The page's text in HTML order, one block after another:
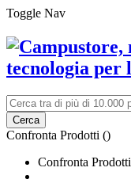
Toggle Nav
Cerca
Confronta Prodotti ()
Confronta Prodotti